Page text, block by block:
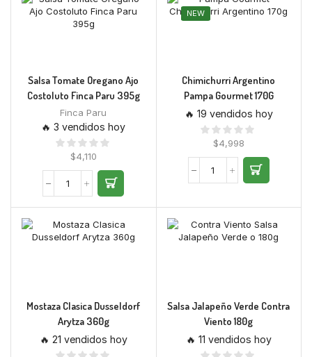
Salsa Tomate Oregano Ajo
Costoluto Finca Paru 395g
Finca Paru
🔥 3 vendidos hoy
$4,110
NEW
Chimichurri Argentino
Pampa Gourmet 170G
🔥 19 vendidos hoy
$4,998
Mostaza Clasica Dusseldorf
Arytza 360g
🔥 21 vendidos hoy
Salsa Jalapeño Verde Contra
Viento 180g
🔥 11 vendidos hoy